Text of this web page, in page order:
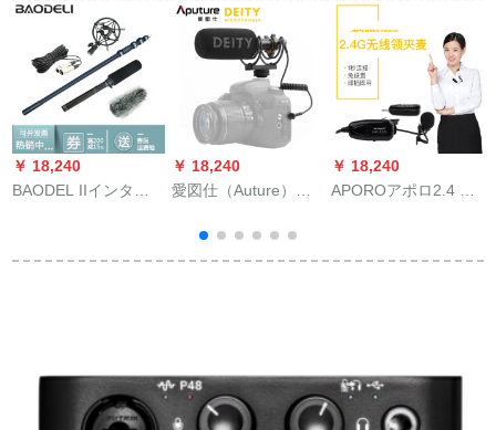
￥ 18,240
BAODEL IIインタ
ク
￥ 18,240
愛図仕（Auture）愛
帯一眼レフ録音麦パ
ソコンビデオマイク
￥ 18,240
APOROアポロ2.4 G
マイクマイクを使っ